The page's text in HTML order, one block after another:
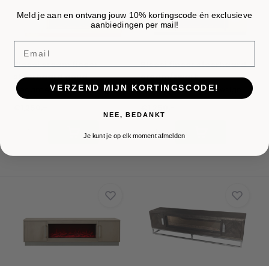
Blocci cream fineer
sfeerhaard goud
Elegant en verfijnd design met een zachte, warme...
Blocci fineer sfeerhaard
cream/zwart
Meld je aan en ontvang jouw 10% kortingscode én exclusieve
aanbiedingen per mail!
Email
VERZEND MIJN KORTINGSCODE!
NEE, BEDANKT
Je kunt je op elk moment afmelden